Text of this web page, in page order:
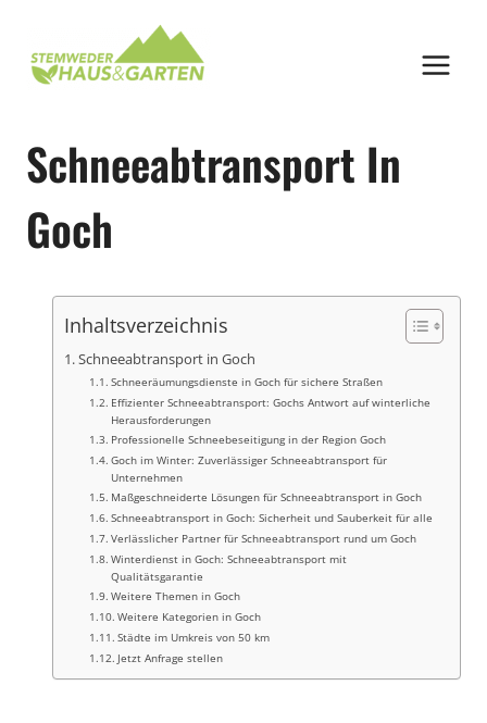
springen
Schneeabtransport In
Goch
Inhaltsverzeichnis
Schneeabtransport in Goch
Schneeräumungsdienste in Goch für sichere Straßen
Effizienter Schneeabtransport: Gochs Antwort auf winterliche
Herausforderungen
Professionelle Schneebeseitigung in der Region Goch
Goch im Winter: Zuverlässiger Schneeabtransport für
Unternehmen
Maßgeschneiderte Lösungen für Schneeabtransport in Goch
Schneeabtransport in Goch: Sicherheit und Sauberkeit für alle
Verlässlicher Partner für Schneeabtransport rund um Goch
Winterdienst in Goch: Schneeabtransport mit
Qualitätsgarantie
Weitere Themen in Goch
Weitere Kategorien in Goch
Städte im Umkreis von 50 km
Jetzt Anfrage stellen